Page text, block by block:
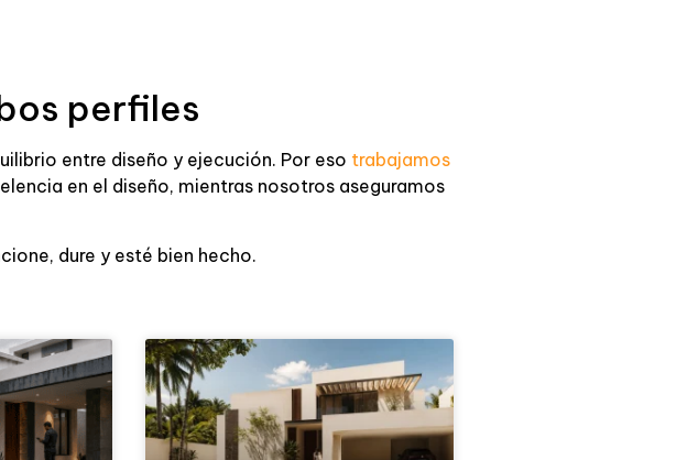
perfiles
entre diseño y ejecución. Por eso trabajamos
en el diseño, mientras nosotros aseguramos
dure y esté bien hecho.